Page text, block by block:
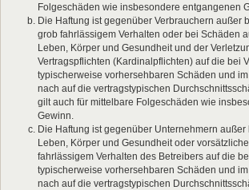
Folgeschäden wie insbesondere entgangenen
Die Haftung ist gegenüber Verbrauchern außer
grob fahrlässigem Verhalten oder bei Schäden
Leben, Körper und Gesundheit und der
Vertragspflichten (Kardinalpflichten) auf die bei
typischerweise vorhersehbaren Schäden und
nach auf die vertragstypischen
gilt auch für mittelbare Folgeschäden wie
Gewinn.
Die Haftung ist gegenüber Unternehmern außer
Leben, Körper und Gesundheit oder
fahrlässigem Verhalten des Betreibers auf die
typischerweise vorhersehbaren Schäden und
nach auf die vertragstypischen